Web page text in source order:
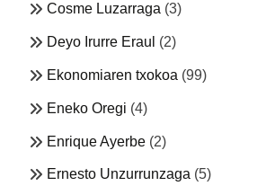
Cosme Luzarraga (3)
Deyo Irurre Eraul (2)
Ekonomiaren txokoa (99)
Eneko Oregi (4)
Enrique Ayerbe (2)
Ernesto Unzurrunzaga (5)